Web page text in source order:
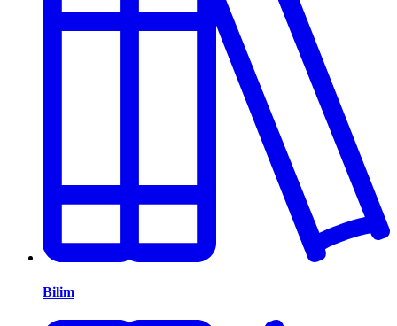
Bilim